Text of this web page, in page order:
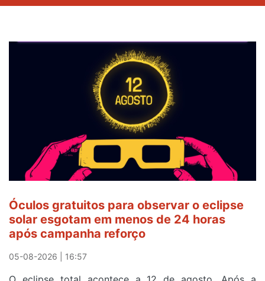
Óculos gratuitos para observar o eclipse
solar esgotam em menos de 24 horas
após campanha reforço
05-08-2026 | 16:57